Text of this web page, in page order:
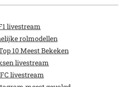
livestream
rolmodellen
10 Meest Bekeken
livestream
livestream